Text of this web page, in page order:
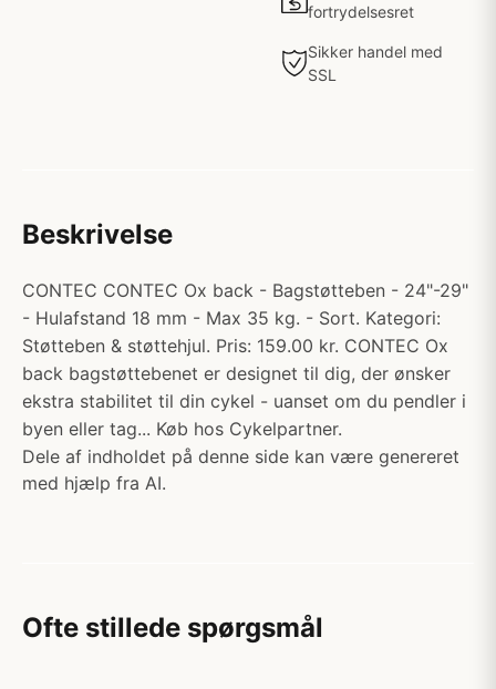
fortrydelsesret
Sikker handel med
SSL
Beskrivelse
CONTEC CONTEC Ox back - Bagstøtteben - 24"-29"
- Hulafstand 18 mm - Max 35 kg. - Sort. Kategori:
Støtteben & støttehjul. Pris: 159.00 kr. CONTEC Ox
back bagstøttebenet er designet til dig, der ønsker
ekstra stabilitet til din cykel - uanset om du pendler i
byen eller tag... Køb hos Cykelpartner.
Dele af indholdet på denne side kan være genereret
med hjælp fra AI.
Ofte stillede spørgsmål